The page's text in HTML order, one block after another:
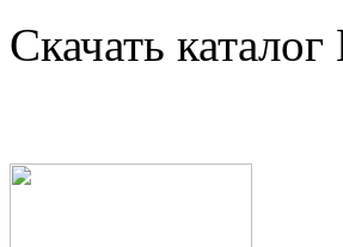
Скачать